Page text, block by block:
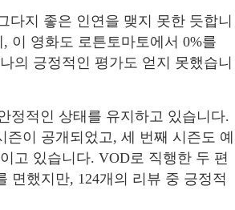
다지 좋은 인연을 맺지 못한 듯합니
이 영화도 로튼토마토에서 0%를
의 긍정적인 평가도 얻지 못했습니
정적인 상태를 유지하고 있습니다.
즌이 공개되었고, 세 번째 시즌도 예
고 있습니다. VOD로 직행한 두 편
면했지만, 124개의 리뷰 중 긍정적